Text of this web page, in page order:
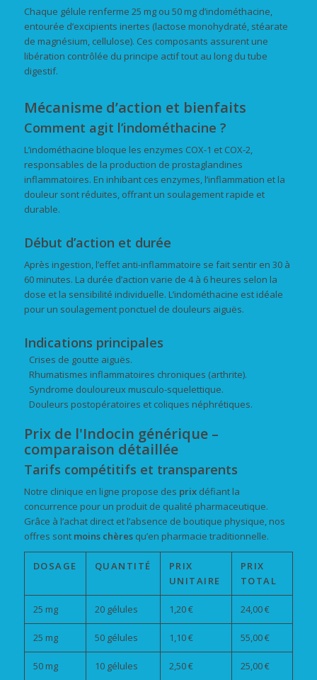
Chaque gélule renferme 25 mg ou 50 mg d’indométhacine,
entourée d’excipients inertes (lactose monohydraté, stéarate
de magnésium, cellulose). Ces composants assurent une
libération contrôlée du principe actif tout au long du tube
digestif.
Mécanisme d’action et bienfaits
Comment agit l’indométhacine ?
L’indométhacine bloque les enzymes COX-1 et COX-2,
responsables de la production de prostaglandines
inflammatoires. En inhibant ces enzymes, l’inflammation et la
douleur sont réduites, offrant un soulagement rapide et
durable.
Début d’action et durée
Après ingestion, l’effet anti-inflammatoire se fait sentir en 30 à
60 minutes. La durée d’action varie de 4 à 6 heures selon la
dose et la sensibilité individuelle. L’indométhacine est idéale
pour un soulagement ponctuel de douleurs aiguës.
Indications principales
Crises de goutte aiguës.
Rhumatismes inflammatoires chroniques (arthrite).
Syndrome douloureux musculo-squelettique.
Douleurs postopératoires et coliques néphrétiques.
Prix de l'Indocin générique –
comparaison détaillée
Tarifs compétitifs et transparents
Notre clinique en ligne propose des prixdéfiant la
concurrence pour un produit de qualité pharmaceutique.
Grâce à l’achat direct et l’absence de boutique physique, nos
offres sont moins chèresqu’en pharmacie traditionnelle.
DOSAGE QUANTITÉ
PRIX
UNITAIRE
PRIX
TOTAL
25 mg 20 gélules 1,20 € 24,00 €
25 mg 50 gélules 1,10 € 55,00 €
50 mg 10 gélules 2,50 € 25,00 €